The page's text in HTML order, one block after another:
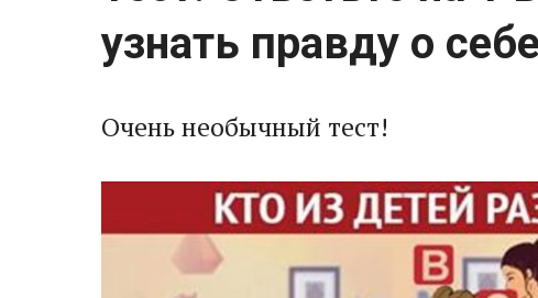
узнать правду о себе
Очень необычный тест!